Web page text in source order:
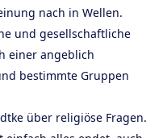
nach in Wellen.
und gesellschaftliche
einer angeblich
bestimmte Gruppen
über religiöse Fragen.